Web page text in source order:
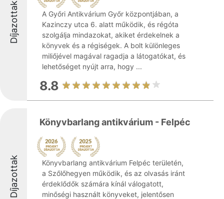
Díjazottak
A Győri Antikvárium Győr központjában, a
Kazinczy utca 6. alatt működik, és régóta
szolgálja mindazokat, akiket érdekelnek a
könyvek és a régiségek. A bolt különleges
miliőjével magával ragadja a látogatókat, és
lehetőséget nyújt arra, hogy ...
8.8
Díjazottak
Könyvbarlang antikvárium - Felpéc
Könyvbarlang antikvárium Felpéc területén,
a Szőlőhegyen működik, és az olvasás iránt
érdeklődők számára kínál válogatott,
minőségi használt könyveket, jelentősen